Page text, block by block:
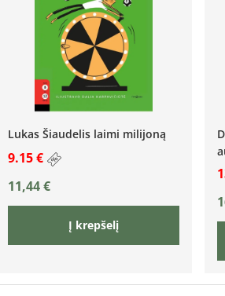
Lukas Šiaudelis laimi milijoną
9.15 €
11,44€
Į krepšelį